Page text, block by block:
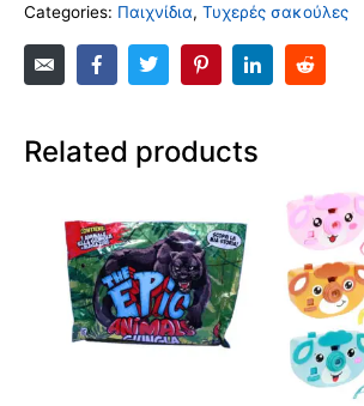
Categories: Παιχνίδια, Τυχερές σακούλες
Related products